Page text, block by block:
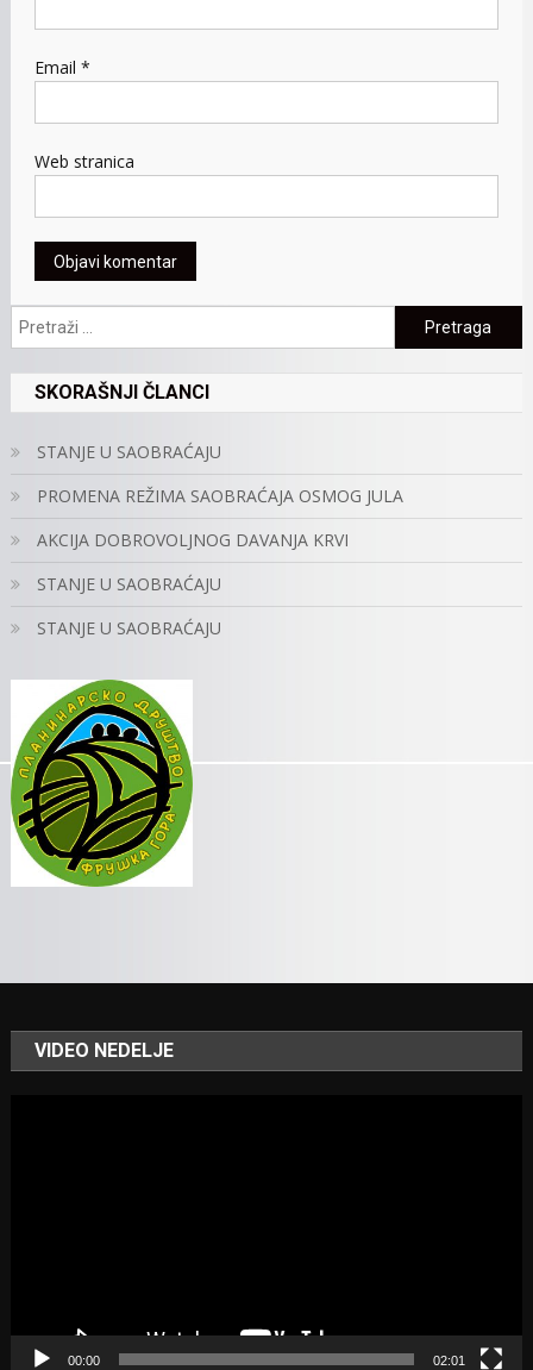
Email *
Web stranica
Pretraga:
SKORAŠNJI ČLANCI
STANJE U SAOBRAĆAJU
PROMENA REŽIMA SAOBRAĆAJA OSMOG JULA
AKCIJA DOBROVOLJNOG DAVANJA KRVI
STANJE U SAOBRAĆAJU
STANJE U SAOBRAĆAJU
VIDEO NEDELJE
00:00 02:01